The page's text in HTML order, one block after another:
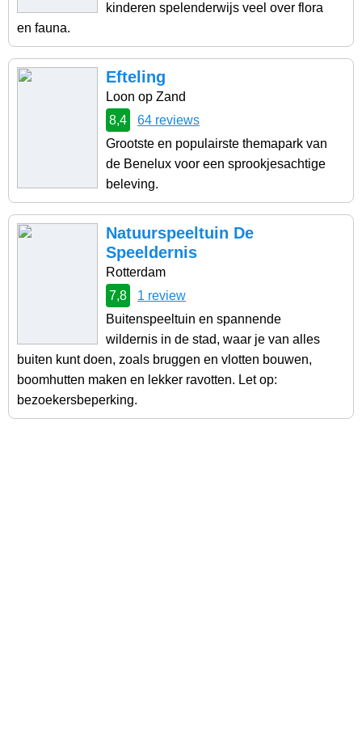
kinderen spelenderwijs veel over flora
en fauna.
Efteling
Loon op Zand
8,4
64 reviews
Grootste en populairste themapark van
de Benelux voor een sprookjesachtige
beleving.
Natuurspeeltuin De
Speeldernis
Rotterdam
7,8
1 review
Buitenspeeltuin en spannende
wildernis in de stad, waar je van alles
buiten kunt doen, zoals bruggen en vlotten bouwen,
boomhutten maken en lekker ravotten. Let op:
bezoekersbeperking.